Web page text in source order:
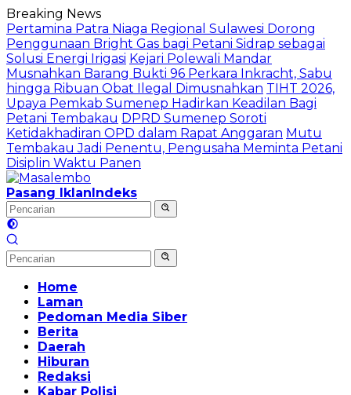
Langsung
ke
konten
Breaking News
Pertamina Patra Niaga Regional Sulawesi Dorong
Penggunaan Bright Gas bagi Petani Sidrap sebagai
Solusi Energi Irigasi Kejari Polewali Mandar
Musnahkan Barang Bukti 96 Perkara Inkracht, Sabu
hingga Ribuan Obat Ilegal Dimusnahkan TIHT 2026,
Upaya Pemkab Sumenep Hadirkan Keadilan Bagi
Petani Tembakau DPRD Sumenep Soroti
Ketidakhadiran OPD dalam Rapat Anggaran Mutu
Tembakau Jadi Penentu, Pengusaha Meminta Petani
Disiplin Waktu Panen
Pasang IklanIndeks
Home
Laman
Pedoman Media Siber
Berita
Daerah
Hiburan
Redaksi
Kabar Polisi